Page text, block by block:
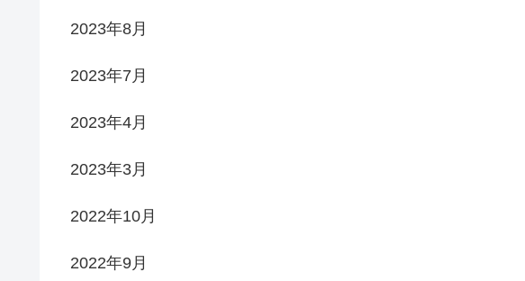
2023年8月
2023年7月
2023年4月
2023年3月
2022年10月
2022年9月